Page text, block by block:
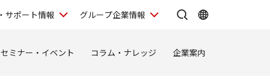
サポート情報 グループ企業情報
セミナー・イベント コラム・ナレッジ 企業案内